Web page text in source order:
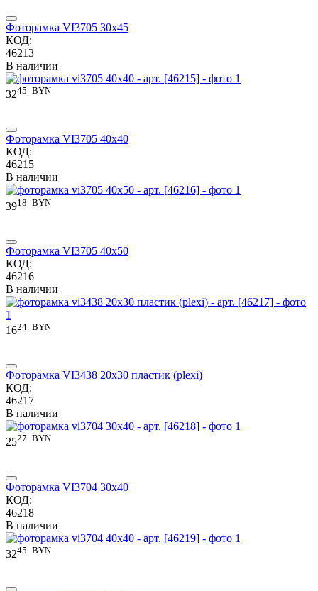
Фоторамка VI3705 30x45
КОД:
46213
В наличии
3245 BYN
Фоторамка VI3705 40x40
КОД:
46215
В наличии
3918 BYN
Фоторамка VI3705 40x50
КОД:
46216
В наличии
1624 BYN
Фоторамка VI3438 20x30 пластик (plexi)
КОД:
46217
В наличии
2527 BYN
Фоторамка VI3704 30x40
КОД:
46218
В наличии
3245 BYN